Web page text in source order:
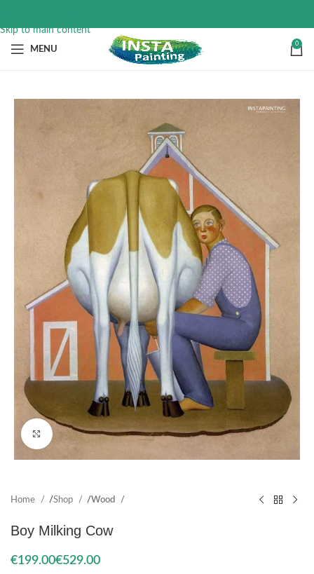
Skip to main content
MENU
0
Click to enlarge
Home Shop Wood
Boy Milking Cow
€ €